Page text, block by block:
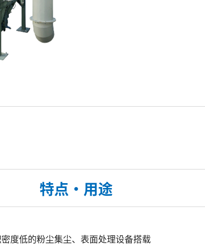
特点・用途
度低的粉尘集尘、表面处理设备搭载